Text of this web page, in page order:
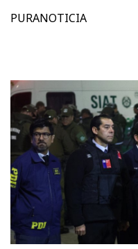
PURANOTICIA